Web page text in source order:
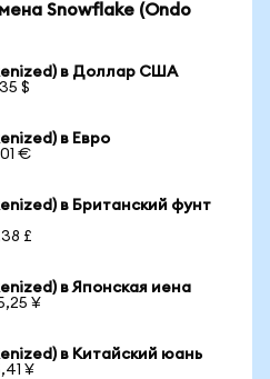
Snowflake (Ondo
в Доллар США
$
в Евро
€
в Британский фунт
£
в Японская иена
¥
в Китайский юань
¥